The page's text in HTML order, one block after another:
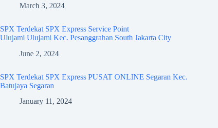
March 3, 2024
SPX Terdekat SPX Express Service Point
Ulujami Ulujami Kec. Pesanggrahan South Jakarta City
June 2, 2024
SPX Terdekat SPX Express PUSAT ONLINE Segaran Kec.
Batujaya Segaran
January 11, 2024